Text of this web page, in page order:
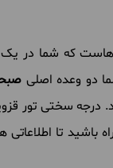
که شما در
دو وعده اصلی
باشید تا